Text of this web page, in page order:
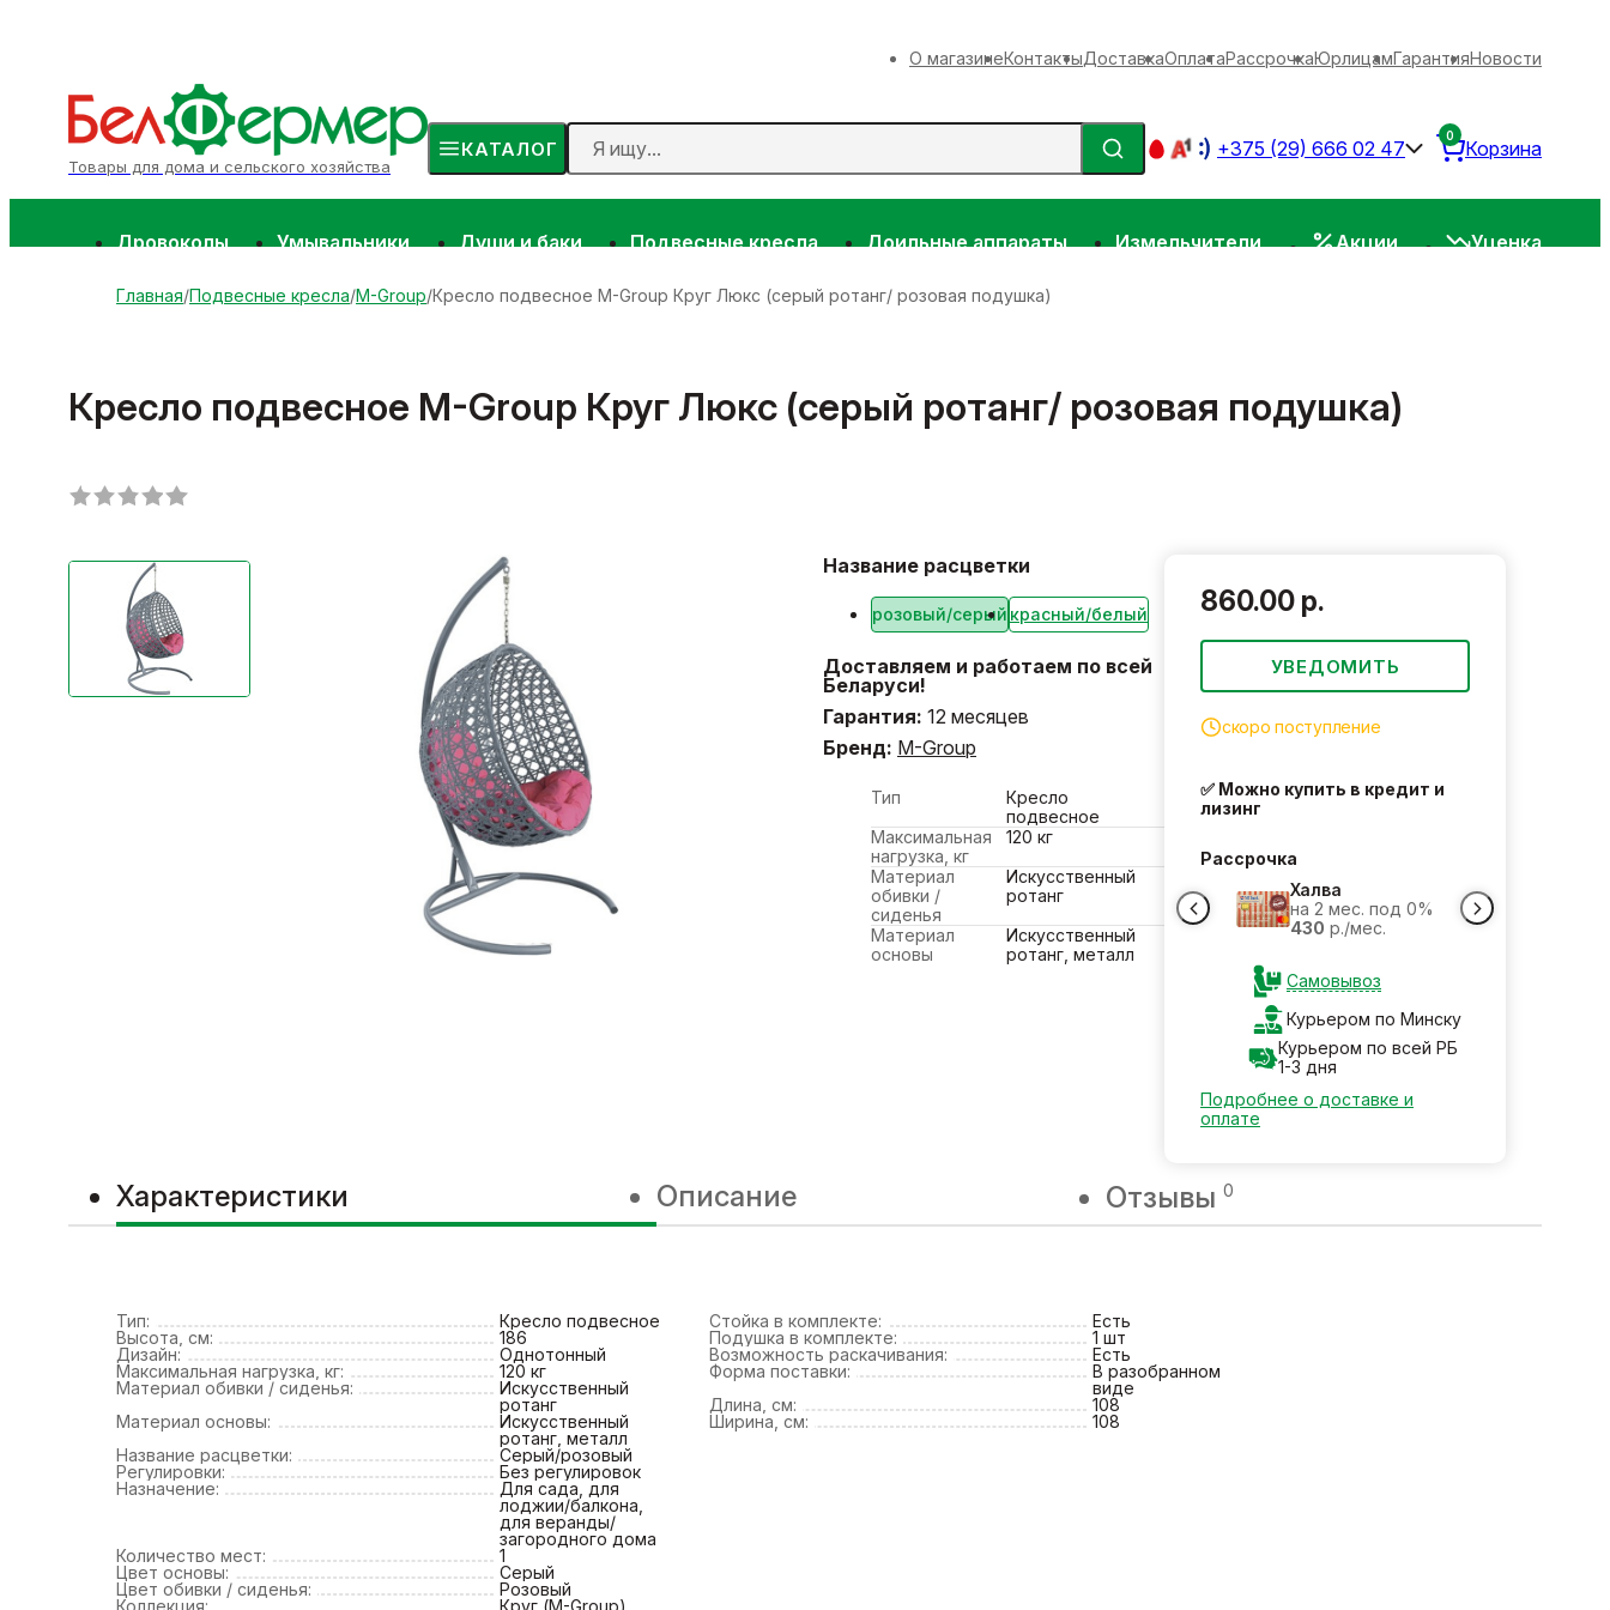
О магазинеКонтактыДоставкаОплатаРассрочкаЮрлицамГарантияНовости
Товары для дома и сельского хозяйства
КАТАЛОГ +375 (29) 666 02 47 Корзина
0
Дровоколы Умывальники Души и баки Подвесные кресла Доильные аппараты Измельчители Акции Уценка
Главная Подвесные кресла M-Group Кресло подвесное M-Group Круг Люкс (серый ротанг/ розовая подушка)
Кресло подвесное M-Group Круг Люкс (серый ротанг/ розовая подушка)
Название расцветки
розовый/серый красный/белый
Доставляем и работаем по всей
Беларуси!
Гарантия: 12 месяцев
Бренд: M-Group
Тип
Кресло
подвесное
Максимальная
нагрузка, кг
120 кг
Материал
обивки /
сиденья
Искусственный
ротанг
Материал
основы
Искусственный
ротанг, металл
860.00 р.
УВЕДОМИТЬ
скоро поступление
✅ Можно купить в кредит и
лизинг
Рассрочка
Халва
на 2 мес. под 0%
430 р./мес.
Самовывоз
Курьером по Минску
Курьером по всей РБ
1-3 дня
Подробнее о доставке и
оплате
Характеристики Описание Отзывы 0
Тип:
Кресло подвесное
Высота, см:
186
Дизайн:
Однотонный
Максимальная нагрузка, кг:
120 кг
Материал обивки / сиденья:
Искусственный
ротанг
Материал основы:
Искусственный
ротанг, металл
Название расцветки:
Серый/розовый
Регулировки:
Без регулировок
Назначение:
Для сада, для
лоджии/балкона,
для веранды/
загородного дома
Количество мест:
1
Цвет основы:
Серый
Цвет обивки / сиденья:
Розовый
Коллекция:
Круг (M-Group)
Стойка в комплекте:
Есть
Подушка в комплекте:
1 шт
Возможность раскачивания:
Есть
Форма поставки:
В разобранном
виде
Длина, см:
108
Ширина, см:
108